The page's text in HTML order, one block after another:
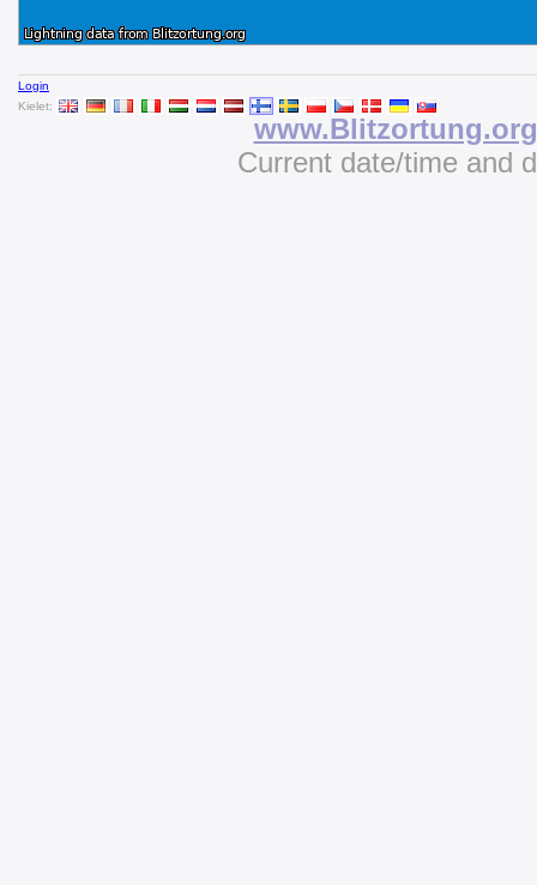
Login
Kielet:
www.Blitzortung.org
Current date/time and